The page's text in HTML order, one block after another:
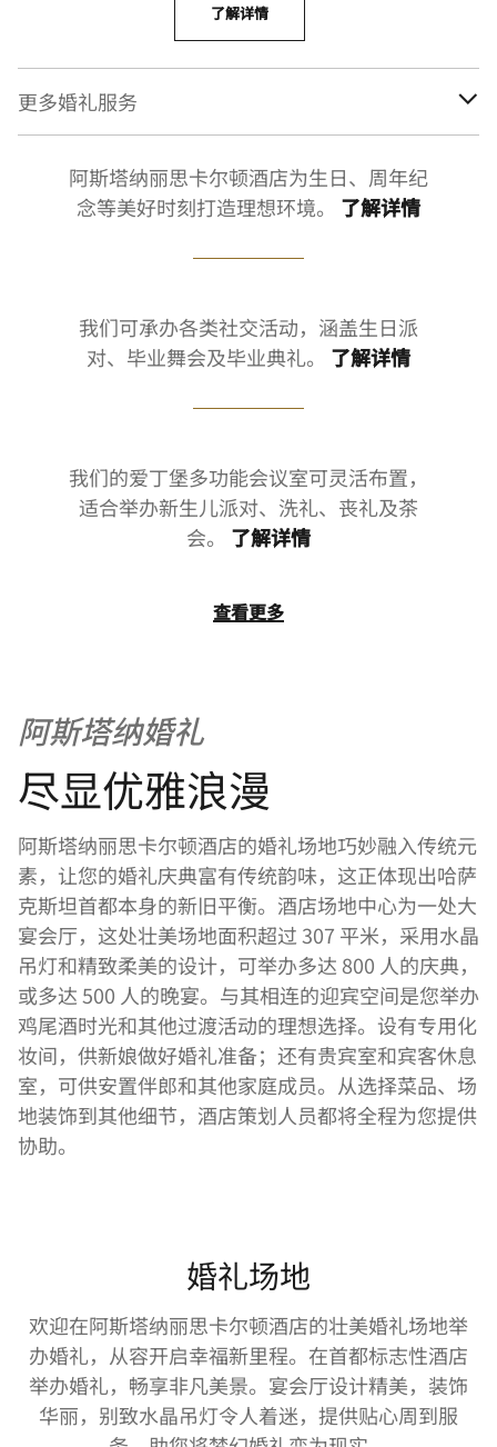
了解详情
更多婚礼服务
阿斯塔纳丽思卡尔顿酒店为生日、周年纪
念等美好时刻打造理想环境。 了解详情
我们可承办各类社交活动，涵盖生日派
对、毕业舞会及毕业典礼。
了解详情
我们的爱丁堡多功能会议室可灵活布置，
适合举办新生儿派对、洗礼、丧礼及茶
会。
了解详情
查看更多
阿斯塔纳婚礼
尽显优雅浪漫
阿斯塔纳丽思卡尔顿酒店的婚礼场地巧妙融入传统元
素，让您的婚礼庆典富有传统韵味，这正体现出哈萨
克斯坦首都本身的新旧平衡。酒店场地中心为一处大
宴会厅，这处壮美场地面积超过 307 平米，采用水晶
吊灯和精致柔美的设计，可举办多达 800 人的庆典，
或多达 500 人的晚宴。与其相连的迎宾空间是您举办
鸡尾酒时光和其他过渡活动的理想选择。设有专用化
妆间，供新娘做好婚礼准备；还有贵宾室和宾客休息
室，可供安置伴郎和其他家庭成员。从选择菜品、场
地装饰到其他细节，酒店策划人员都将全程为您提供
协助。
婚礼场地
欢迎在阿斯塔纳丽思卡尔顿酒店的壮美婚礼场地举
办婚礼，从容开启幸福新里程。在首都标志性酒店
举办婚礼，畅享非凡美景。宴会厅设计精美，装饰
华丽，别致水晶吊灯令人着迷，提供贴心周到服